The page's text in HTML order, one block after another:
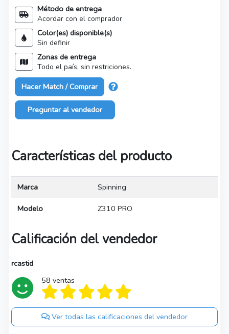
Método de entrega
Acordar con el comprador
Color(es) disponible(s)
Sin definir
Zonas de entrega
Todo el país, sin restriciones.
Hacer Match / Comprar
Preguntar al vendedor
Características del producto
Marca Spinning
Modelo Z310 PRO
Calificación del vendedor
rcastid
58 ventas
Ver todas las calificaciones del vendedor